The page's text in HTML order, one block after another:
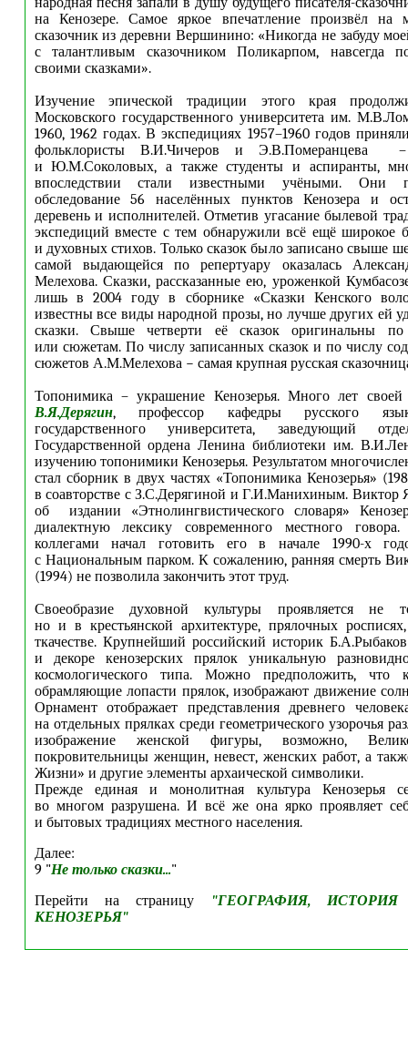
на Кенозере. Самое яркое впечатление произвёл на
сказочник из деревни Вершинино: «Никогда не забуду
с талантливым сказочником Поликарпом, навсегда
своими сказками».
Изучение эпической традиции этого края
Московского государственного университета им.
1960, 1962 годах. В экспедициях 1957–1960 годов
фольклористы В.И.Чичеров и Э.В.Померанцева
и Ю.М.Соколовых, а также студенты и аспиранты,
впоследствии стали известными учёными. Они
обследование 56 населённых пунктов Кенозера и
деревень и исполнителей. Отметив угасание былевой
экспедиций вместе с тем обнаружили всё ещё широкое
и духовных стихов. Только сказок было записано свыше
самой выдающейся по репертуару оказалась
Мелехова. Сказки, рассказанные ею, уроженкой
лишь в 2004 году в сборнике «Сказки Кенского
известны все виды народной прозы, но лучше других ей
сказки. Свыше четверти её сказок оригинальны
или сюжетам. По числу записанных сказок и по числу
сюжетов А.М.Мелехова − самая крупная русская
Топонимика – украшение Кенозерья. Много лет
В.Я.Дерягин, профессор кафедры русского
государственного университета, заведующий
Государственной ордена Ленина библиотеки им.
изучению топонимики Кенозерья. Результатом
стал сборник в двух частях «Топонимика Кенозерья»
в соавторстве с З.С.Дерягиной и Г.И.Манихиным. Виктор
об издании «Этнолингвистического словаря»
диалектную лексику современного местного
коллегами начал готовить его в начале 1990-х
с Национальным парком. К сожалению, ранняя смерть
(1994) не позволила закончить этот труд.
Своеобразие духовной культуры проявляется не
но и в крестьянской архитектуре, прялочных
ткачестве. Крупнейший российский историк
и декоре кенозерских прялок уникальную
космологического типа. Можно предположить, что
обрамляющие лопасти прялок, изображают движение
Орнамент отображает представления древнего
на отдельных прялках среди геометрического узорочья
изображение женской фигуры, возможно,
покровительницы женщин, невест, женских работ, а
Жизни» и другие элементы архаической символики.
Прежде единая и монолитная культура Кенозерья
во многом разрушена. И всё же она ярко проявляет
и бытовых традициях местного населения.
Далее:
9 "Не только сказки..."
Перейти на страницу
"ГЕОГРАФИЯ,
КЕНОЗЕРЬЯ"